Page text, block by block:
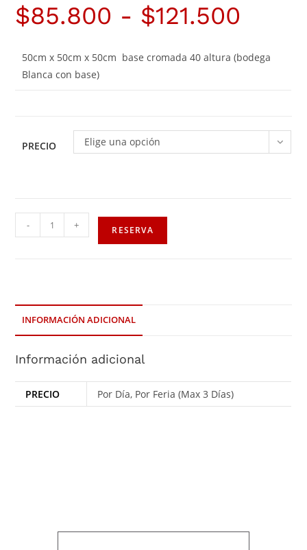
$85.800 - $121.500
50cm x 50cm x 50cm base cromada 40 altura (bodega
Blanca con base)
PRECIO Elige una opción
- + RESERVA
INFORMACIÓN ADICIONAL
Información adicional
PRECIO Por Día, Por Feria (Max 3 Días)